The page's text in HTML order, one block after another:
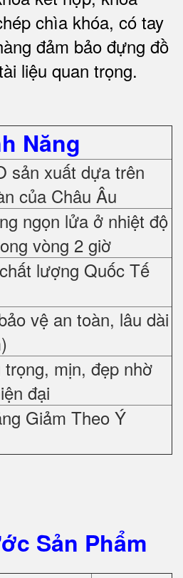
chìa khóa, có tay
đảm bảo đựng đồ
liệu quan trọng.
Năng
sản xuất dựa trên
của Châu Âu
ngọn lửa ở nhiệt độ
vòng 2 giờ
lượng Quốc Tế
vệ an toàn, lâu dài
mịn, đẹp nhờ
đại
Giảm Theo Ý
Sản Phẩm